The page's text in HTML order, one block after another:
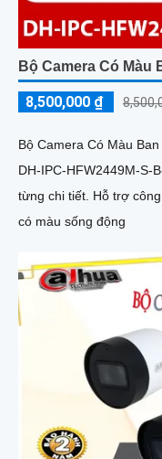
Bộ Camera Có Màu
8,500,000 ₫
Bộ Camera Có Màu
DH-IPC-HFW2449M-S-
từng chi tiết. Hỗ trợ công nghệ Starlight giúp quan sát ban đêm
có màu sống động